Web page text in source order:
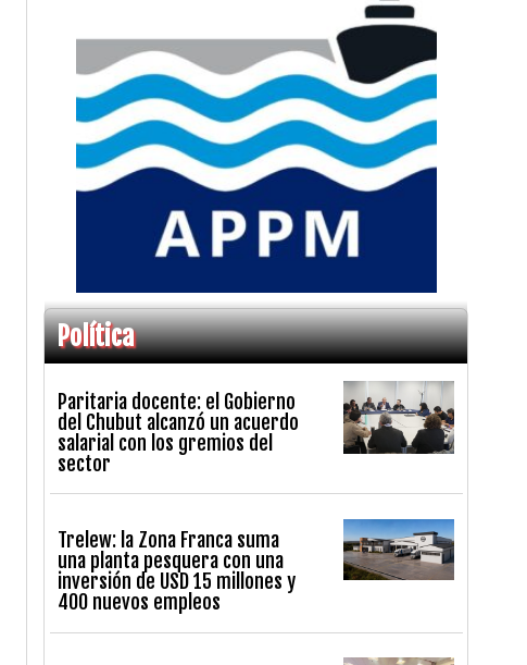
Política
Paritaria docente: el Gobierno
del Chubut alcanzó un acuerdo
salarial con los gremios del
sector
Trelew: la Zona Franca suma
una planta pesquera con una
inversión de USD 15 millones y
400 nuevos empleos